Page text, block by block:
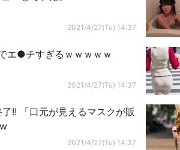
2021/4/27(Tu) 14:37
エ●チすぎるｗｗｗｗｗ
2021/4/27(Tu) 14:37
了!! 「口元が見えるマスクが販
2021/4/27(Tu) 14:37